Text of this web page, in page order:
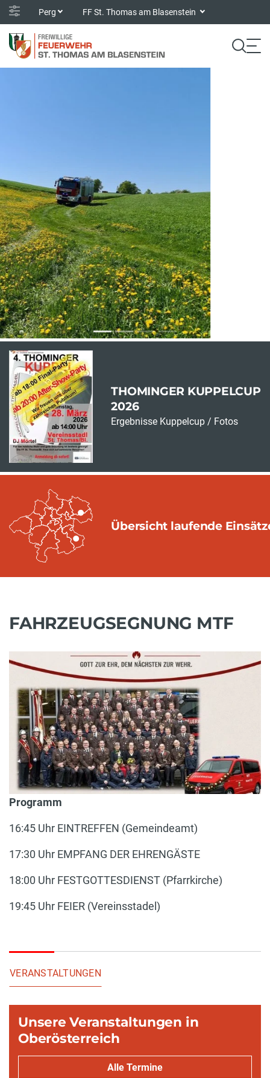
Perg FF St. Thomas am Blasenstein
THOMINGER KUPPELCUP
2026
Ergebnisse Kuppelcup / Fotos
Übersicht laufende
FAHRZEUGSEGNUNG MTF
Programm
16:45 Uhr EINTREFFEN (Gemeindeamt)
17:30 Uhr EMPFANG DER EHRENGÄSTE
18:00 Uhr FESTGOTTESDIENST (Pfarrkirche)
19:45 Uhr FEIER (Vereinsstadel)
VERANSTALTUNGEN
Unsere Veranstaltungen in
Oberösterreich
Alle Termine